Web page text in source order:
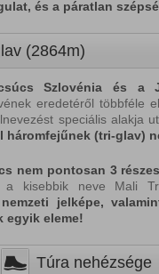
és a páratlan
(2864m)
Szlovénia és a
eredetéről többféle
speciális alakja
háromfejűnek (tri-glav)
nem pontosan 3
a kisebbik neve Mali
jelképe,
egyik eleme!
Túra nehézsége